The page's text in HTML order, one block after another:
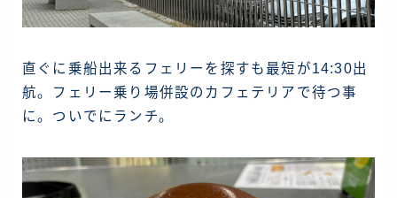
直ぐに乗船出来るフェリーを探すも最短が14:30出
航。フェリー乗り場併設のカフェテリアで待つ事
に。ついでにランチ。